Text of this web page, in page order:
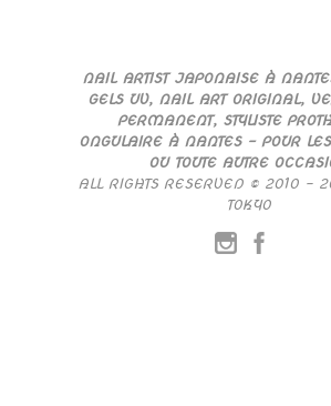
NAIL ARTIST JAPONAISE À
GELS UV, NAIL ART ORIGINAL,
PERMANENT, STYLISTE
ONGULAIRE À NANTES – POUR
OU TOUTE AUTRE
ALL RIGHTS RESERVED © 2010 –
TOKYO